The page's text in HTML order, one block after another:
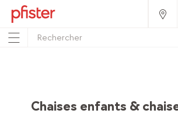
Chaises enfants &